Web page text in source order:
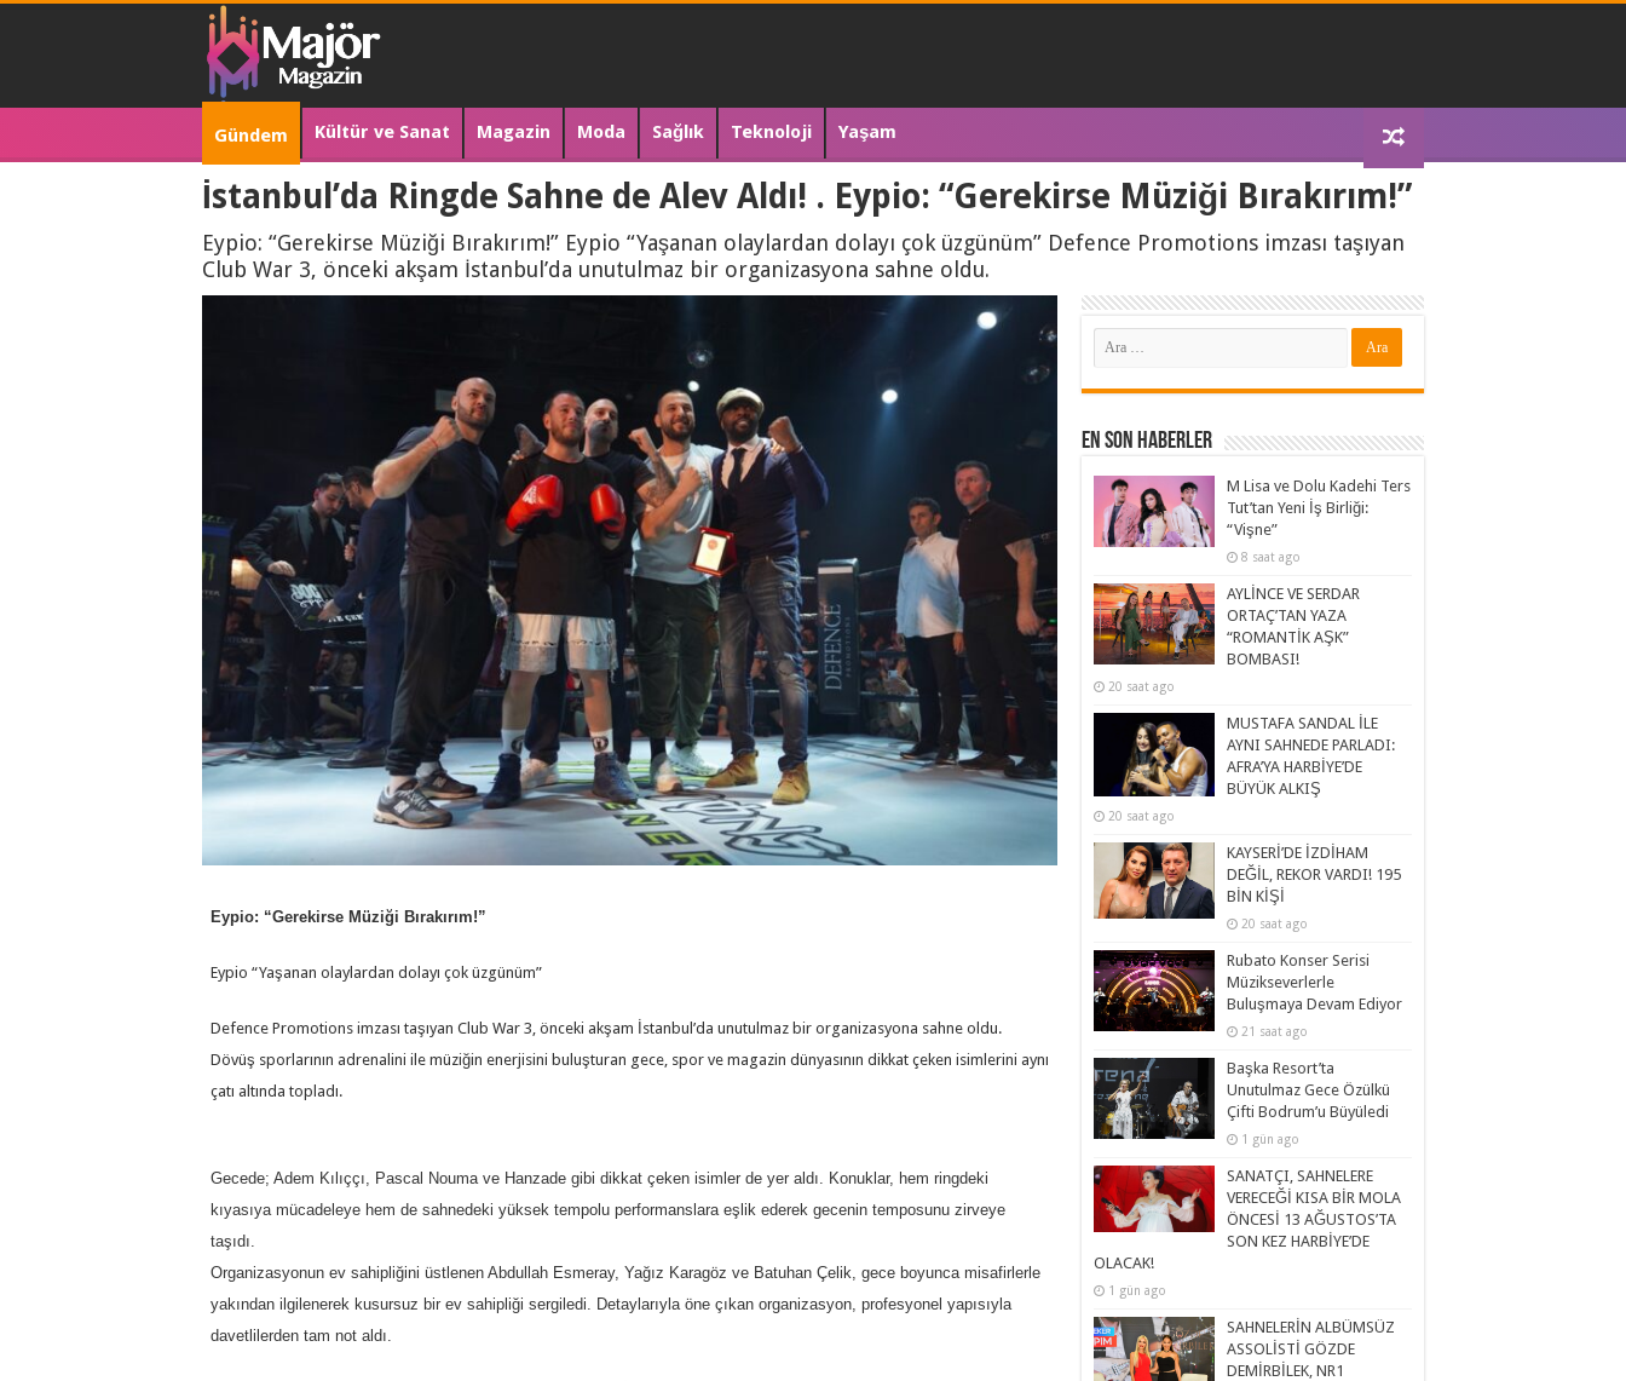
Gündem Kültür ve Sanat Magazin Moda Sağlık Teknoloji Yaşam
İstanbul’da Ringde Sahne de Alev Aldı! . Eypio: “Gerekirse Müziği Bırakırım!”
Eypio: “Gerekirse Müziği Bırakırım!” Eypio “Yaşanan olaylardan dolayı çok üzgünüm” Defence Promotions imzası taşıyan
Club War 3, önceki akşam İstanbul’da unutulmaz bir organizasyona sahne oldu.
Eypio: “Gerekirse Müziği Bırakırım!”
Eypio “Yaşanan olaylardan dolayı çok üzgünüm”
Defence Promotions imzası taşıyan Club War 3, önceki akşam İstanbul’da unutulmaz bir organizasyona sahne oldu.
Dövüş sporlarının adrenalini ile müziğin enerjisini buluşturan gece, spor ve magazin dünyasının dikkat çeken isimlerini aynı
çatı altında topladı.
Gecede; Adem Kılıççı, Pascal Nouma ve Hanzade gibi dikkat çeken isimler de yer aldı. Konuklar, hem ringdeki
kıyasıya mücadeleye hem de sahnedeki yüksek tempolu performanslara eşlik ederek gecenin temposunu zirveye
taşıdı.
Organizasyonun ev sahipliğini üstlenen Abdullah Esmeray, Yağız Karagöz ve Batuhan Çelik, gece boyunca misafirlerle
yakından ilgilenerek kusursuz bir ev sahipliği sergiledi. Detaylarıyla öne çıkan organizasyon, profesyonel yapısıyla
davetlilerden tam not aldı.
En Son Haberler
M Lisa ve Dolu Kadehi Ters
Tut’tan Yeni İş Birliği:
“Vişne”
8 saat ago
AYLİNCE VE SERDAR
ORTAÇ’TAN YAZA
“ROMANTİK AŞK”
BOMBASI!
20 saat ago
MUSTAFA SANDAL İLE
AYNI SAHNEDE PARLADI:
AFRA’YA HARBİYE’DE
BÜYÜK ALKIŞ
20 saat ago
KAYSERİ’DE İZDİHAM
DEĞİL, REKOR VARDI! 195
BİN KİŞİ
20 saat ago
Rubato Konser Serisi
Müzikseverlerle
Buluşmaya Devam Ediyor
21 saat ago
Başka Resort’ta
Unutulmaz Gece Özülkü
Çifti Bodrum’u Büyüledi
1 gün ago
SANATÇI, SAHNELERE
VERECEĞİ KISA BİR MOLA
ÖNCESİ 13 AĞUSTOS’TA
SON KEZ HARBİYE’DE
OLACAK!
1 gün ago
SAHNELERİN ALBÜMSÜZ
ASSOLİSTİ GÖZDE
DEMİRBİLEK, NR1